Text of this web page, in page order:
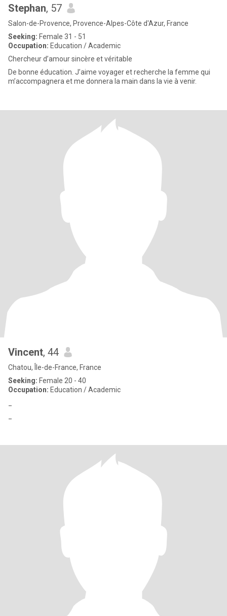
Stephan, 57
Salon-de-Provence, Provence-Alpes-Côte d'Azur, France
Seeking: Female 31 - 51
Occupation: Education / Academic
Chercheur d’amour sincère et véritable
De bonne éducation. J’aime voyager et recherche la femme qui
m’accompagnera et me donnera la main dans la vie à venir.
Vincent, 44
Chatou, Île-de-France, France
Seeking: Female 20 - 40
Occupation: Education / Academic